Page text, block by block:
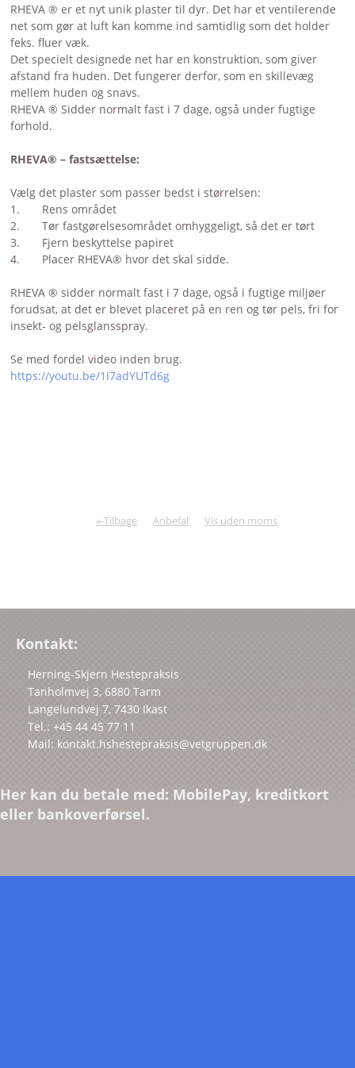
RHEVA ® er et nyt unik plaster til dyr. Det har et ventilerende
net som gør at luft kan komme ind samtidlig som det holder
feks. fluer væk.
Det specielt designede net har en konstruktion, som giver
afstand fra huden. Det fungerer derfor, som en skillevæg
mellem huden og snavs.
RHEVA ® Sidder normalt fast i 7 dage, også under fugtige
forhold.
RHEVA® – fastsættelse:
Vælg det plaster som passer bedst i størrelsen:
1. Rens området
2. Tør fastgørelsesområdet omhyggeligt, så det er tørt
3. Fjern beskyttelse papiret
4. Placer RHEVA® hvor det skal sidde.
RHEVA ® sidder normalt fast i 7 dage, også i fugtige miljøer
forudsat, at det er blevet placeret på en ren og tør pels, fri for
insekt- og pelsglansspray.
Se med fordel video inden brug.
https://youtu.be/1I7adYUTd6g
«-Tilbage Anbefal Vis uden moms
Kontakt:
Herning-Skjern Hestepraksis
Tanholmvej 3, 6880 Tarm
Langelundvej 7, 7430 Ikast
Tel.: +45 44 45 77 11
Mail: kontakt.hshestepraksis@vetgruppen.dk
Her kan du betale med: MobilePay, kreditkort
eller bankoverførsel.